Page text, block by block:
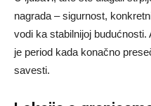
nagrada – sigurnost,
vodi ka stabilnijoj
je period kada konačno
savesti.